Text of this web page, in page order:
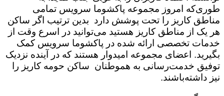
طوری‌که امروز مجموعه پاکشوما سرویس تمامی
مناطق کاریز را تحت پوشش دارد بدین ترتیب اگر ساکن
هر یک از مناطق کاریز هستید می‌توانید در اسرع وقت از
خدمات تخصصی ارائه شده در پاکشوما سرویس کمک
بگیرید. اعضای مجموعه امیدوار هستند که در آینده نزدیک
توفیق خدمت‌رسانی به هموطنان ساکن حومه کاریز را
نیز داشته‌باشند.